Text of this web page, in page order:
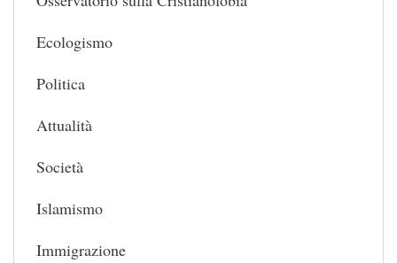
Ecologismo
Politica
Attualità
Società
Islamismo
Immigrazione